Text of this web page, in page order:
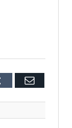
Tumblr Email